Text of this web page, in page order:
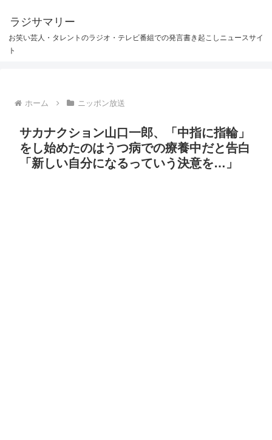
ラジサマリー
お笑い芸人・タレントのラジオ・テレビ番組での発言書き起こしニュースサイ
ト
ホーム ニッポン放送
サカナクション山口一郎、「中指に指輪」
をし始めたのはうつ病での療養中だと告白
「新しい自分になるっていう決意を…」